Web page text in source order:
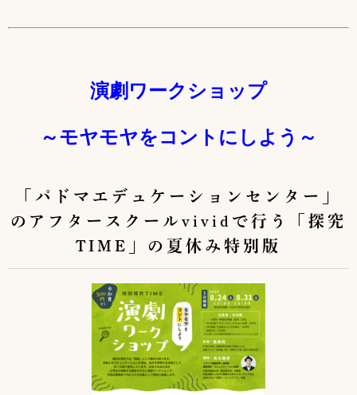
演劇ワークショップ
～モヤモヤをコントにしよう～
「パドマエデュケーションセンター」
のアフタースクールvividで行う「探究
TIME」の夏休み特別版